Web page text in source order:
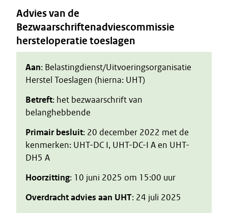
Advies van de
Bezwaarschriftenadviescommissie
hersteloperatie toeslagen
Aan: Belastingdienst/Uitvoeringsorganisatie
Herstel Toeslagen (hierna: UHT)
Betreft: het bezwaarschrift van
belanghebbende
Primair besluit: 20 december 2022 met de
kenmerken: UHT-DC I, UHT-DC-I A en UHT-
DH5 A
Hoorzitting: 10 juni 2025 om 15:00 uur
Overdracht advies aan UHT: 24 juli 2025